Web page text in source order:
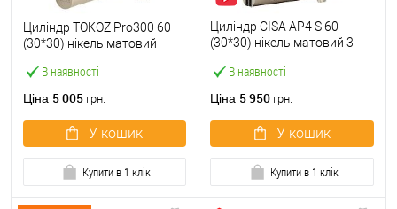
В наявності
Циліндр TOKOZ Pro300 60
(30*30) нікель матовий
Ціна 5 005 грн.
У кошик
Купити в 1 клік
В наявності
Циліндр CISA AP4 S 60
(30*30) нікель матовий 3
Ціна 5 950 грн.
У кошик
Купити в 1 клік